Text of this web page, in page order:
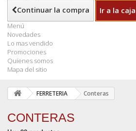
Continuar la compra Ir a la caja
Menú
Novedades
Lo mas vendido
Promociones
Quienes somos
Mapa del sitio
FERRETERIA Conteras
CONTERAS